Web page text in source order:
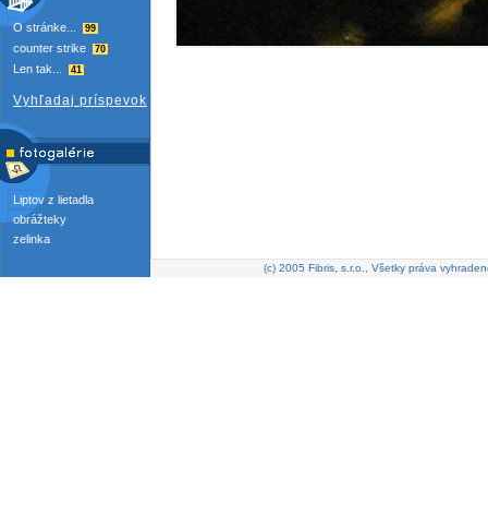
O stránke... 99
counter strike 70
Len tak... 41
Vyhľadaj príspevok
Liptov z lietadla
obrážteky
zelinka
(c) 2005 Fibris, s.r.o., Všetky práva